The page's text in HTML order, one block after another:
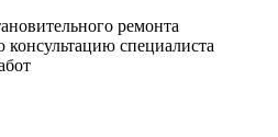
ремонта
специалиста